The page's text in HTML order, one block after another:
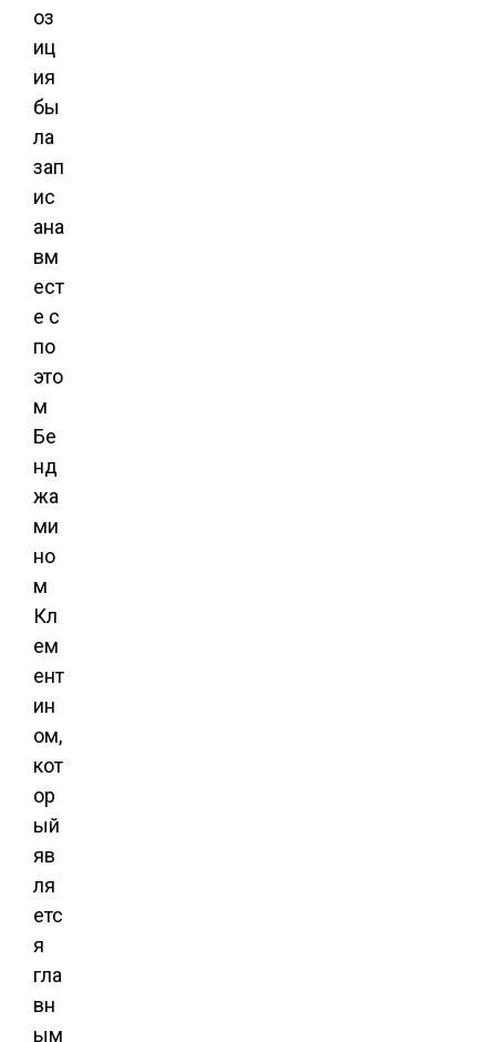
оз
иц
ия
бы
ла
зап
ис
ана
вм
ест
е с
по
это
м
Бе
нд
жа
ми
но
м
Кл
ем
ент
ин
ом,
кот
ор
ый
яв
ля
етс
я
гла
вн
ым